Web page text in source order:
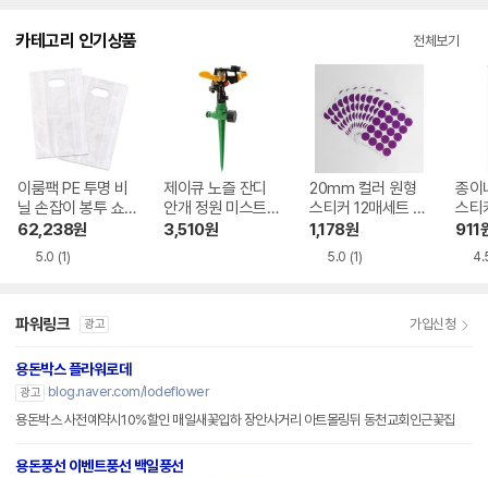
카테고리 인기상품 전체보기
이룸팩 PE 투명 비
닐 손잡이 봉투 쇼
핑백 30x20cm
62,238원
5.0 (1)
제이큐 노즐 잔디
안개 정원 미스트
원예 스프링쿨러헤
3,510원
20mm 컬러 원형
스티커 12매세트 퍼
플 동그라미스티커
1,178원
5.0 (1)
종이
스티
911
파워링크 광고 가입신청
용돈박스 플라워로데
광고
blog.naver.com/lodeflower
용돈박스 사전예약시10%할인 매일새꽃입하 장안사거리 아트몰링뒤 동천교회인근꽃집
용돈풍선 이벤트풍선 백일풍선